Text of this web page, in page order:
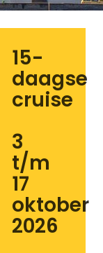
15-
daagse
cruise
3
t/m
17
oktober
2026